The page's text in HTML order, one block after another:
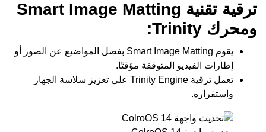
ترقية تقنية Smart Image Matting
ومحرك Trinity:
يقوم Smart Image Matting بفصل المواضيع عن الصور أو
إطارات الفيديو المتوقفة مؤقتًا.
تعمل ترقية Trinity Engine على تعزيز سلاسة الجهاز
واستقراره.